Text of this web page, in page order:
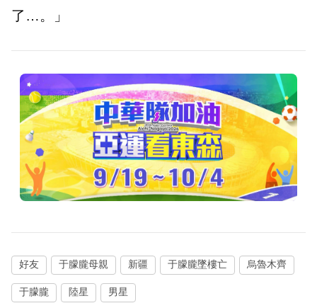
了…。」
好友 于朦朧母親 新疆 于朦朧墜樓亡 烏魯木齊
于朦朧 陸星 男星